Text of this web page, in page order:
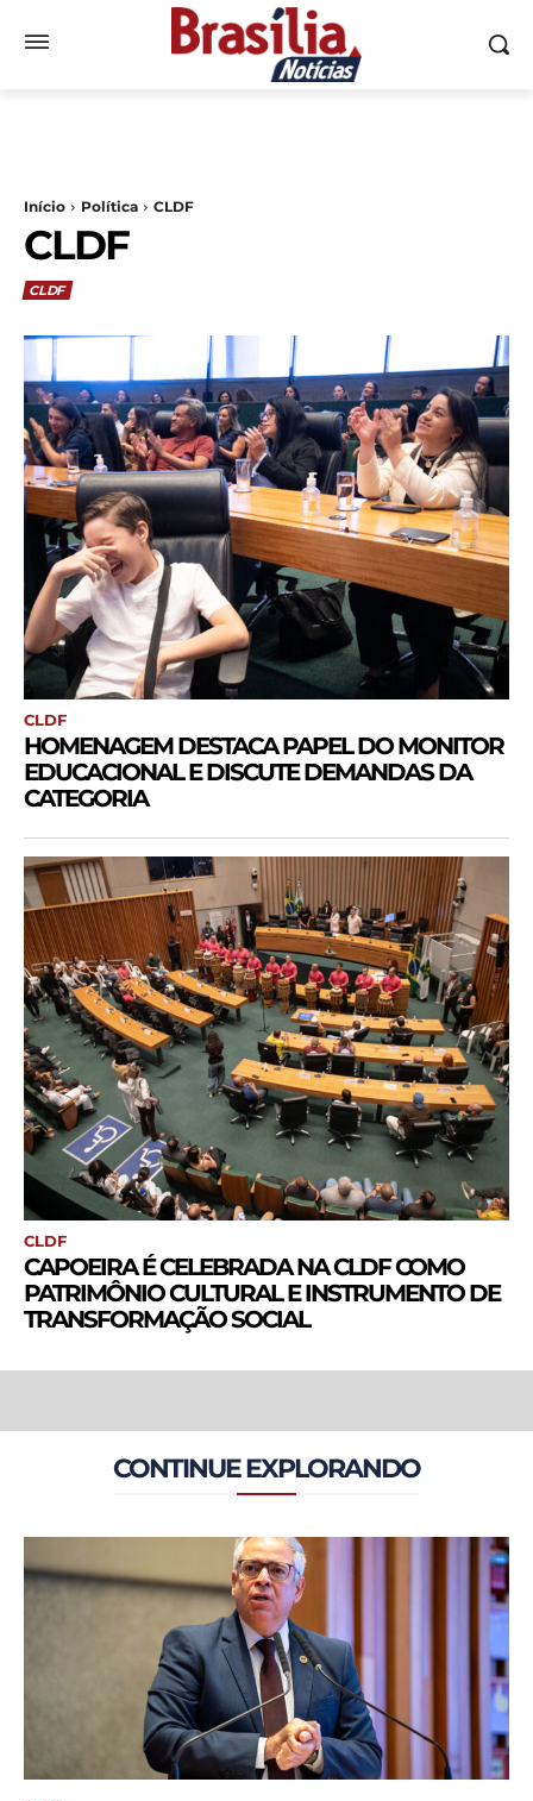
Início Política CLDF
CLDF
CLDF
CLDF
HOMENAGEM DESTACA PAPEL DO MONITOR
EDUCACIONAL E DISCUTE DEMANDAS DA
CATEGORIA
CLDF
CAPOEIRA É CELEBRADA NA CLDF COMO
PATRIMÔNIO CULTURAL E INSTRUMENTO DE
TRANSFORMAÇÃO SOCIAL
CONTINUE EXPLORANDO